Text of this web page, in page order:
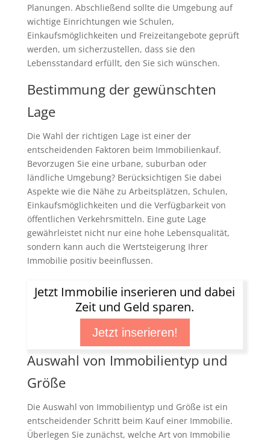
Planungen. Abschließend sollte die Umgebung auf
wichtige Einrichtungen wie Schulen,
Einkaufsmöglichkeiten und Freizeitangebote geprüft
werden, um sicherzustellen, dass sie den
Lebensstandard erfüllt, den Sie sich wünschen.
Bestimmung der gewünschten
Lage
Die Wahl der richtigen Lage ist einer der
entscheidenden Faktoren beim Immobilienkauf.
Bevorzugen Sie eine urbane, suburban oder
ländliche Umgebung? Berücksichtigen Sie dabei
Aspekte wie die Nähe zu Arbeitsplätzen, Schulen,
Einkaufsmöglichkeiten und die Verfügbarkeit von
öffentlichen Verkehrsmitteln. Eine gute Lage
gewährleistet nicht nur eine hohe Lebensqualität,
sondern kann auch die Wertsteigerung Ihrer
Immobilie positiv beeinflussen.
Jetzt Immobilie inserieren und dabei
Zeit und Geld sparen.
Jetzt inserieren!
Auswahl von Immobilientyp und
Größe
Die Auswahl von Immobilientyp und Größe ist ein
entscheidender Schritt beim Kauf einer Immobilie.
Überlegen Sie zunächst, welche Art von Immobilie